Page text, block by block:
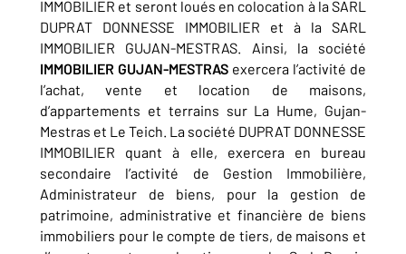
IMMOBILIER et seront loués en colocation à la SARL
DUPRAT DONNESSE IMMOBILIER et à la SARL
IMMOBILIER GUJAN-MESTRAS. Ainsi, la société
IMMOBILIER GUJAN-MESTRAS exercera l’activité de
l’achat, vente et location de maisons,
d’appartements et terrains sur La Hume, Gujan-
Mestras et Le Teich. La société DUPRAT DONNESSE
IMMOBILIER quant à elle, exercera en bureau
secondaire l’activité de Gestion Immobilière,
Administrateur de biens, pour la gestion de
patrimoine, administrative et financière de biens
immobiliers pour le compte de tiers, de maisons et